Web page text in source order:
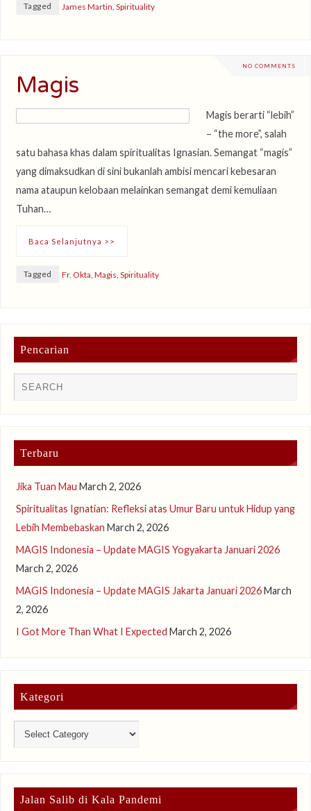
Tagged James Martin, Spirituality
NO COMMENTS
Magis
Magis berarti “lebih”
– “the more”, salah
satu bahasa khas dalam spiritualitas Ignasian. Semangat “magis”
yang dimaksudkan di sini bukanlah ambisi mencari kebesaran
nama ataupun kelobaan melainkan semangat demi kemuliaan
Tuhan…
Baca Selanjutnya >>
Tagged Fr. Okta, Magis, Spirituality
Pencarian
Terbaru
Jika Tuan Mau March 2, 2026
Spiritualitas Ignatian: Refleksi atas Umur Baru untuk Hidup yang
Lebih Membebaskan March 2, 2026
MAGIS Indonesia – Update MAGIS Yogyakarta Januari 2026
March 2, 2026
MAGIS Indonesia – Update MAGIS Jakarta Januari 2026March
2, 2026
I Got More Than What I Expected March 2, 2026
Kategori
Jalan Salib di Kala Pandemi